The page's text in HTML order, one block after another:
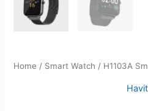
Home / Smart Watch / H1103A
Havit